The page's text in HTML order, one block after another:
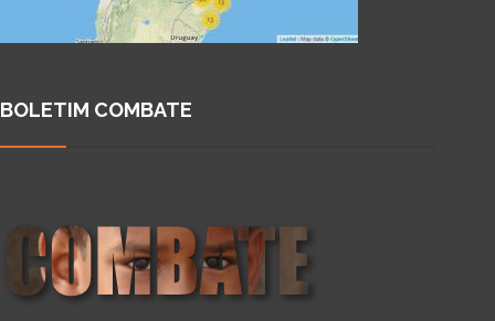
BOLETIM COMBATE